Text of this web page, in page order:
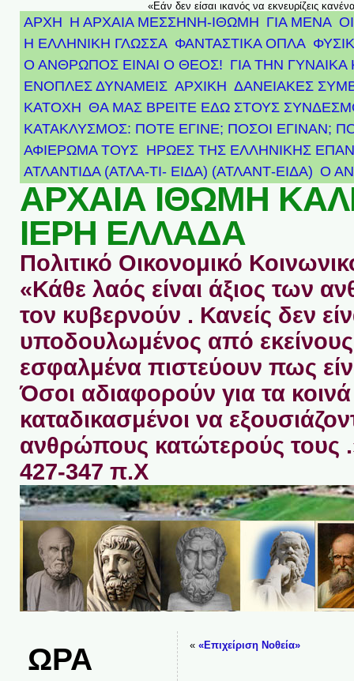
«Εάν δεν είσαι ικανός να εκνευρίζεις
ΑΡΧΗ Η ΑΡΧΑΙΑ ΜΕΣΣΗΝΗ-ΙΘΩΜΗ ΓΙΑ ΜΕΝΑ
Η ΕΛΛΗΝΙΚΗ ΓΛΩΣΣΑ ΦΑΝΤΑΣΤΙΚΑ ΟΠΛΑ
Ο ΑΝΘΡΩΠΟΣ ΕΙΝΑΙ Ο ΘΕΟΣ! ΓΙΑ ΤΗΝ ΓΥΝΑΙΚΑ
ΕΝΟΠΛΕΣ ΔΥΝΑΜΕΙΣ ΑΡΧΙΚΉ ΔΑΝΕΙΑΚΕΣ
ΚΑΤΟΧΗ ΘΑ ΜΑΣ ΒΡΕΙΤΕ ΕΔΩ ΣΤΟΥΣ
ΚΑΤΑΚΛΥΣΜΟΣ: ΠΟΤΕ ΕΓΙΝΕ; ΠΟΣΟΙ ΕΓΙΝΑΝ;
ΑΦΙΈΡΩΜΑ ΤΟΥΣ ΉΡΩΕΣ ΤΗΣ ΕΛΛΗΝΙΚΉΣ
ΑΤΛΑΝΤΊΔΑ (ΑΤΛΑ-ΤΙ- ΕΙΔΑ) (ΑΤΛΑΝΤ-ΕΙΔΑ) Ο
ΑΡΧΑΙΑ ΙΘΩΜΗ
ΙΕΡΗ ΕΛΛΑΔΑ
Πολιτικό Οικονομικό
«Κάθε λαός είναι άξιος των
τον κυβερνούν . Κανείς δεν
υποδουλωμένος από
εσφαλμένα πιστεύουν πως
Όσοι αδιαφορούν για τα κοινά
καταδικασμένοι να
ανθρώπους κατώτερούς τους
427-347 π.Χ
ΩΡΑ
« «Επιχείριση Νοθεία»